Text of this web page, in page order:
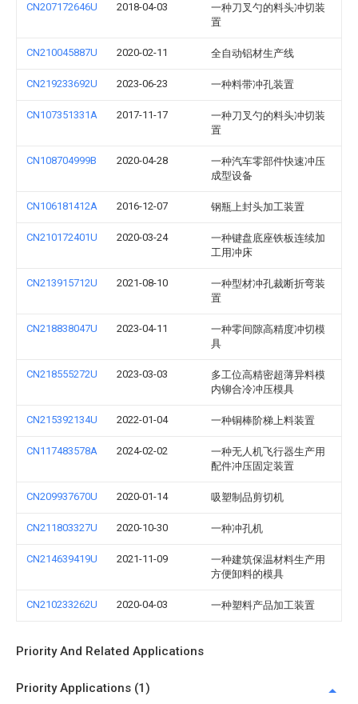
CN207172646U 2018-04-03
一种刀叉勺的料头冲切装
置
CN210045887U 2020-02-11 全自动铝材生产线
CN219233692U 2023-06-23 一种料带冲孔装置
CN107351331A 2017-11-17
一种刀叉勺的料头冲切装
置
CN108704999B 2020-04-28
一种汽车零部件快速冲压
成型设备
CN106181412A 2016-12-07 钢瓶上封头加工装置
CN210172401U 2020-03-24
一种键盘底座铁板连续加
工用冲床
CN213915712U 2021-08-10
一种型材冲孔裁断折弯装
置
CN218838047U 2023-04-11
一种零间隙高精度冲切模
具
CN218555272U 2023-03-03
多工位高精密超薄异料模
内铆合冷冲压模具
CN215392134U 2022-01-04 一种铜棒阶梯上料装置
CN117483578A 2024-02-02
一种无人机飞行器生产用
配件冲压固定装置
CN209937670U 2020-01-14 吸塑制品剪切机
CN211803327U 2020-10-30 一种冲孔机
CN214639419U 2021-11-09
一种建筑保温材料生产用
方便卸料的模具
CN210233262U 2020-04-03 一种塑料产品加工装置
Priority And Related Applications
Priority Applications (1)